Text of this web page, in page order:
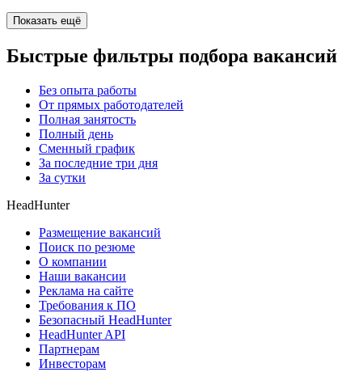
Показать ещё
Быстрые фильтры подбора вакансий
Без опыта работы
От прямых работодателей
Полная занятость
Полный день
Сменный график
За последние три дня
За сутки
HeadHunter
Размещение вакансий
Поиск по резюме
О компании
Наши вакансии
Реклама на сайте
Требования к ПО
Безопасный HeadHunter
HeadHunter API
Партнерам
Инвесторам